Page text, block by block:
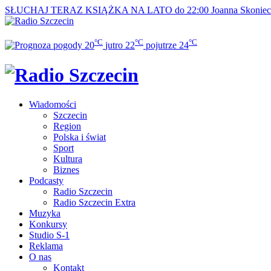
SŁUCHAJ TERAZ KSIĄŻKA NA LATO do 22:00 Joanna
20°C jutro 22°C pojutrze 24°C
Wiadomości
Szczecin
Region
Polska i świat
Sport
Kultura
Biznes
Podcasty
Radio Szczecin
Radio Szczecin Extra
Muzyka
Konkursy
Studio S-1
Reklama
O nas
Kontakt